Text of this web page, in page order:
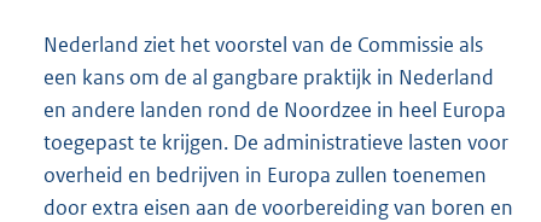
Nederland ziet het voorstel van de Commissie als
een kans om de al gangbare praktijk in Nederland
en andere landen rond de Noordzee in heel Europa
toegepast te krijgen. De administratieve lasten voor
overheid en bedrijven in Europa zullen toenemen
door extra eisen aan de voorbereiding van boren en